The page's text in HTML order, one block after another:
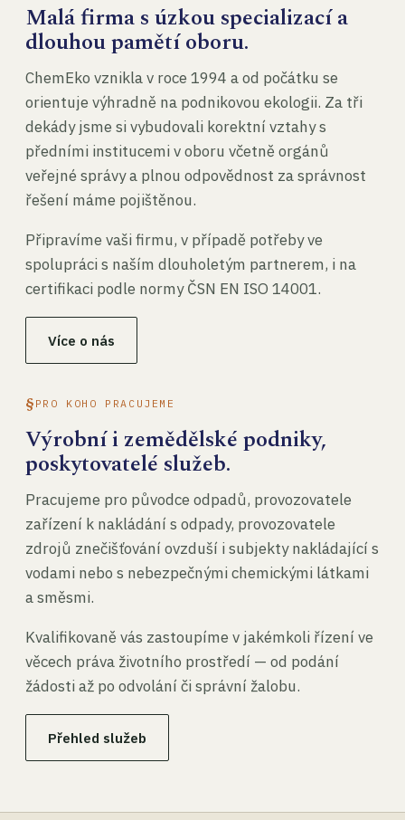
Malá firma s úzkou specializací a
dlouhou pamětí oboru.
ChemEko vznikla v roce 1994 a od počátku se
orientuje výhradně na podnikovou ekologii. Za tři
dekády jsme si vybudovali korektní vztahy s
předními institucemi v oboru včetně orgánů
veřejné správy a plnou odpovědnost za správnost
řešení máme pojištěnou.
Připravíme vaši firmu, v případě potřeby ve
spolupráci s naším dlouholetým partnerem, i na
certifikaci podle normy ČSN EN ISO 14001.
Více o nás
PRO KOHO PRACUJEME
Výrobní i zemědělské podniky,
poskytovatelé služeb.
Pracujeme pro původce odpadů, provozovatele
zařízení k nakládání s odpady, provozovatele
zdrojů znečišťování ovzduší i subjekty nakládající s
vodami nebo s nebezpečnými chemickými látkami
a směsmi.
Kvalifikovaně vás zastoupíme v jakémkoli řízení ve
věcech práva životního prostředí — od podání
žádosti až po odvolání či správní žalobu.
Přehled služeb